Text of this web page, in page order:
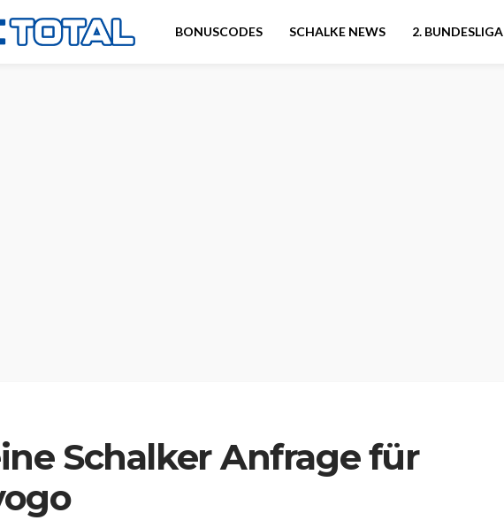
BONUSCODES SCHALKE NEWS 2. BUNDESLIGA
Schalker Anfrage für